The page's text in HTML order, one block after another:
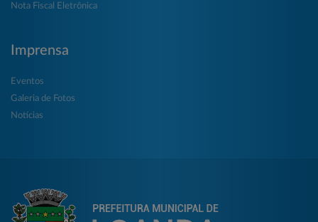
Nota Fiscal Eletrônica
Imprensa
Eventos
Galeria de Fotos
Notícias